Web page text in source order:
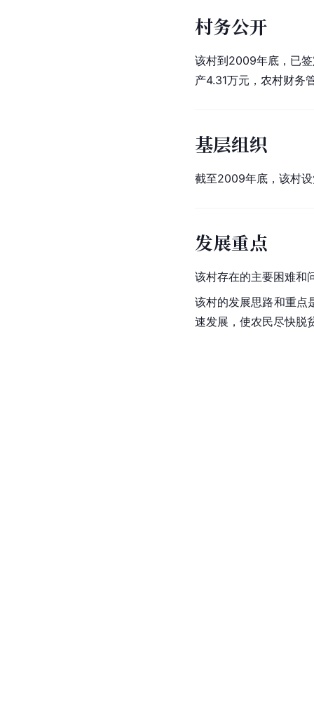
村务公开
该村到2009年底，已
产4.31万元，农村财务
基层组织
截至2009年底，该村
发展重点
该村存在的主要困难和
该村的发展思路和重点
速发展，使农民尽快脱